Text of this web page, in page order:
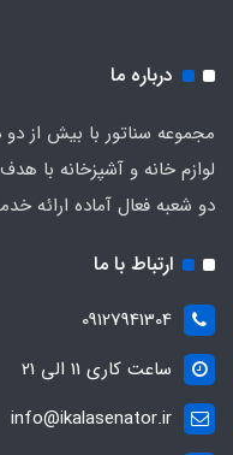
درباره ما
مجموعه سناتور با بیش از دو
لوازم خانه و آشپزخانه با
دو شعبه فعال آماده ارائه
ارتباط با ما
09127941304
ساعت کاری 11 الی 21
info@ikalasenator.ir